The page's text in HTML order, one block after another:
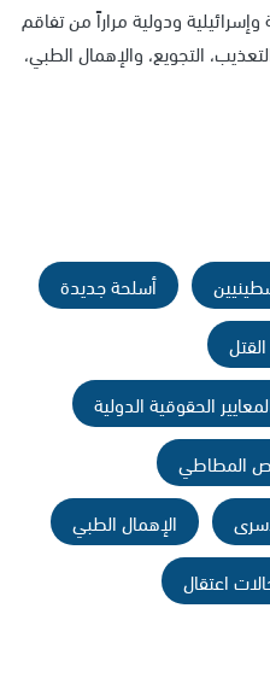
ودولية مراراً من تفاقم
التجويع، والإهمال الطبي،
أسلحة جديدة
الحقوقية الدولية
المطاطي
الإهمال الطبي
اعتقال